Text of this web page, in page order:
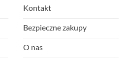
Kontakt
Bezpieczne zakupy
O nas